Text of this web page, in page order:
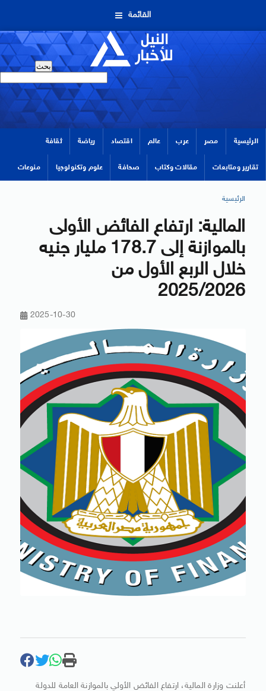
القائمة
الرئيسية مصر عرب عالم اقتصاد رياضة ثقافة
تقارير ومتابعات مقالات وكتاب صحافة علوم وتكنولوجيا منوعات
الرئيسية
المالية: ارتفاع الفائض الأولى
بالموازنة إلى 178.7 مليار جنيه
خلال الربع الأول من
2025/2026
2025-10-30
أعلنت وزارة المالية، ارتفاع الفائض الأولي بالموازنة العامة للدولة